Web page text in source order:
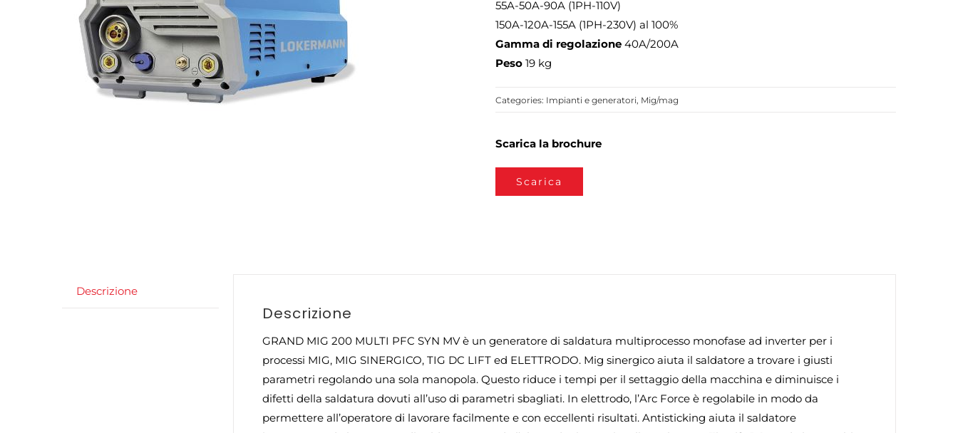
55A-50A-90A (1PH-110V)
150A-120A-155A (1PH-230V) al 100%
Gamma di regolazione 40A/200A
Peso 19 kg
Categories: Impianti e generatori, Mig/mag
Scarica la brochure
Scarica
Descrizione
Descrizione
GRAND MIG 200 MULTI PFC SYN MV è un generatore di saldatura multiprocesso monofase ad inverter per i
processi MIG, MIG SINERGICO, TIG DC LIFT ed ELETTRODO. Mig sinergico aiuta il saldatore a trovare i giusti
parametri regolando una sola manopola. Questo riduce i tempi per il settaggio della macchina e diminuisce i
difetti della saldatura dovuti all’uso di parametri sbagliati. In elettrodo, l’Arc Force è regolabile in modo da
permettere all’operatore di lavorare facilmente e con eccellenti risultati. Antisticking aiuta il saldatore